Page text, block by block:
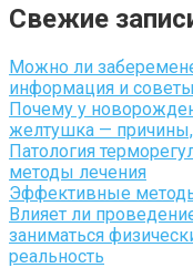
Свежие
Можно ли
информация и советы
Почему у
желтушка —
Патология
методы лечения
Эффективные
Влияет ли
заниматься
реальность